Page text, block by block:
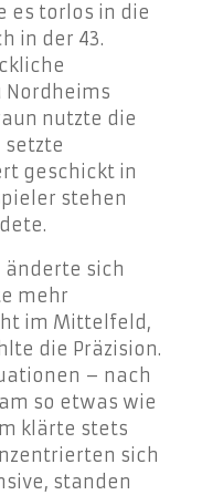
es torlos in die
in der 43.
Nordheims
nutzte die
geschickt in
stehen
änderte sich
mehr
im Mittelfeld,
die Präzision.
– nach
so etwas wie
klärte stets
sich
standen